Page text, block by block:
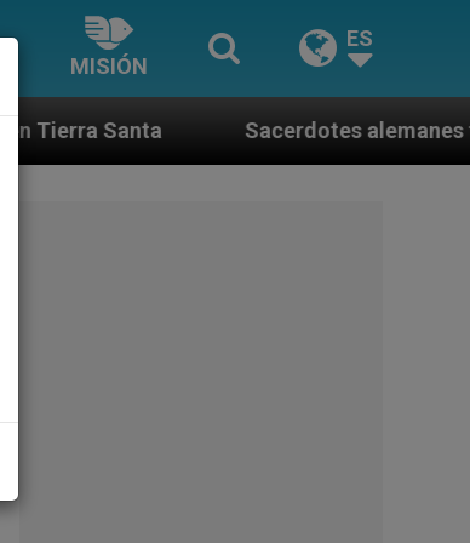
MISIÓN
ES
Sacerdotes alemanes fieles al Papa